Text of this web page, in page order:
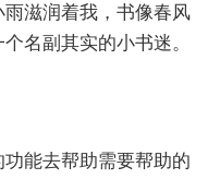
滋润着我，书像春风
名副其实的小书迷。
能去帮助需要帮助的